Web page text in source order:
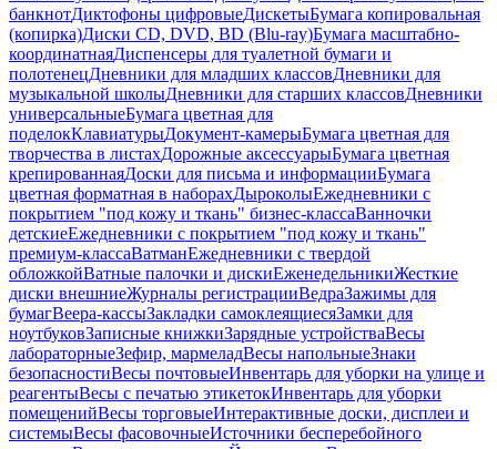
банкнотДиктофоны цифровыеДискетыБумага копировальная
(копирка)Диски CD, DVD, BD (Blu-ray)Бумага масштабно-
координатнаяДиспенсеры для туалетной бумаги и
полотенецДневники для младших классовДневники для
музыкальной школыДневники для старших классовДневники
универсальныеБумага цветная для
поделокКлавиатурыДокумент-камерыБумага цветная для
творчества в листахДорожные аксессуарыБумага цветная
крепированнаяДоски для письма и информацииБумага
цветная форматная в наборахДыроколыЕжедневники с
покрытием "под кожу и ткань" бизнес-классаВанночки
детскиеЕжедневники с покрытием "под кожу и ткань"
премиум-классаВатманЕжедневники с твердой
обложкойВатные палочки и дискиЕженедельникиЖесткие
диски внешниеЖурналы регистрацииВедраЗажимы для
бумагВеера-кассыЗакладки самоклеящиесяЗамки для
ноутбуковЗаписные книжкиЗарядные устройстваВесы
лабораторныеЗефир, мармеладВесы напольныеЗнаки
безопасностиВесы почтовыеИнвентарь для уборки на улице и
реагентыВесы с печатью этикетокИнвентарь для уборки
помещенийВесы торговыеИнтерактивные доски, дисплеи и
системыВесы фасовочныеИсточники бесперебойного